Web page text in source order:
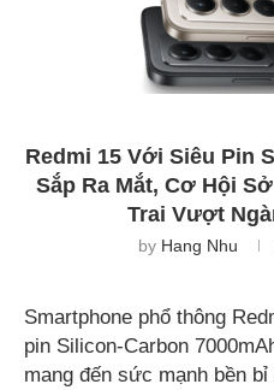
Redmi 15 Với Siêu Pin
Sắp Ra Mắt, Cơ Hội
Trai Vượt
by Hang Nhu
Smartphone phổ thông
pin Silicon-Carbon
mang đến sức mạnh bền